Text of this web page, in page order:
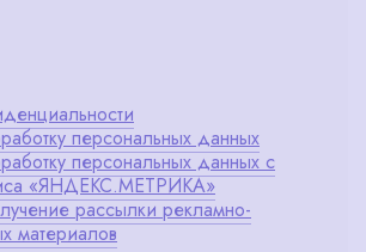
персональных данных
персональных данных с
«ЯНДЕКС.МЕТРИКА»
рассылки рекламно-
материалов